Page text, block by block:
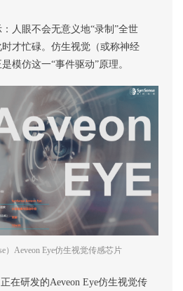
人眼不会无意义地“录制”全世
才忙碌。仿生视觉（或称神经
模仿这一“事件驱动”原理。
）Aeveon Eye仿生视觉传感芯片
在研发的Aeveon Eye仿生视觉传